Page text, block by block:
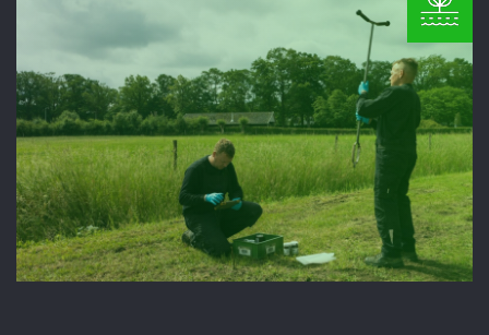
Leren bij Lycens
Contact
GEBOUWASSISTENT